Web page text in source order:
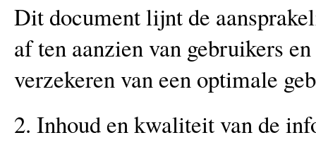
Dit document lijnt de
af ten aanzien van gebruikers
verzekeren van een optimale
2. Inhoud en kwaliteit van de